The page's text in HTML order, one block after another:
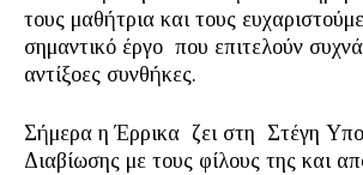
τους μαθήτρια και τους
σημαντικό έργο που επιτελούν
αντίξοες συνθήκες.
Σήμερα η Έρρικα ζει στη Στέγη
Διαβίωσης με τους φίλους της και